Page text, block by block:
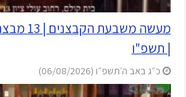
מעשה
| תשפ"ו
כ״ג באב ה׳תשפ״ו (06/08/2026)